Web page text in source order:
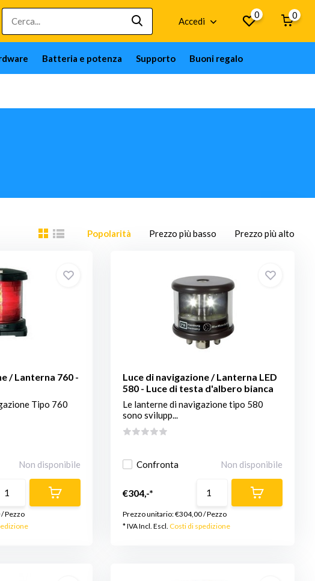
Accedi
0 0
Batteria e potenza Supporto Buoni regalo
Popolarità Prezzo più basso Prezzo più alto
/ Lanterna 760 -
Tipo 760
Non disponibile
/Pezzo
Luce di navigazione / Lanterna LED
580 - Luce di testa d'albero bianca
Le lanterne di navigazione tipo 580
sono svilupp...
Confronta Non disponibile
€304,-*
Prezzo unitario:€304,00/Pezzo
* IVA Incl. Escl.Costi di spedizione